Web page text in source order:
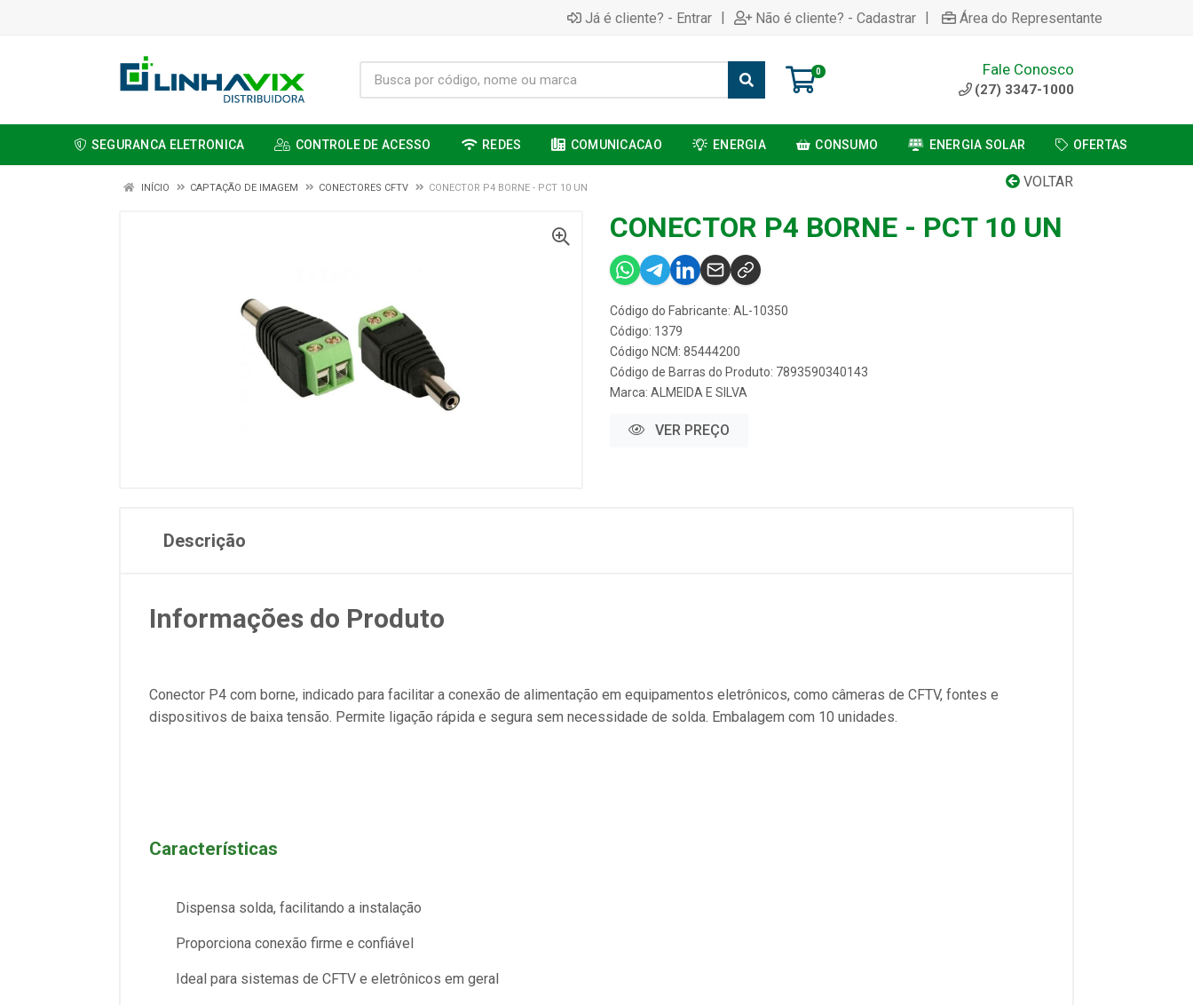
Já é cliente? - Entrar | Não é cliente? - Cadastrar | Área do Representante
0 Fale Conosco
(27) 3347-1000
SEGURANCA ELETRONICA CONTROLE DE ACESSO REDES COMUNICACAO ENERGIA CONSUMO ENERGIA SOLAR OFERTAS
VOLTAR
INÍCIO CAPTAÇÃO DE IMAGEM CONECTORES CFTV CONECTOR P4 BORNE - PCT 10 UN
CONECTOR P4 BORNE - PCT 10 UN
Código do Fabricante: AL-10350
Código: 1379
Código NCM: 85444200
Código de Barras do Produto: 7893590340143
Marca: ALMEIDA E SILVA
VER PREÇO
Descrição
Informações do Produto
Conector P4 com borne, indicado para facilitar a conexão de alimentação em equipamentos eletrônicos, como câmeras de CFTV, fontes e
dispositivos de baixa tensão. Permite ligação rápida e segura sem necessidade de solda. Embalagem com 10 unidades.
Características
Dispensa solda, facilitando a instalação
Proporciona conexão firme e confiável
Ideal para sistemas de CFTV e eletrônicos em geral